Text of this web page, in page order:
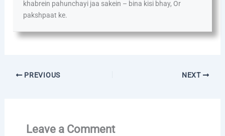
khabrein pahunchayi jaa sakein – bina kisi bhay, Or
pakshpaat ke.
PREVIOUS NEXT
Leave a Comment